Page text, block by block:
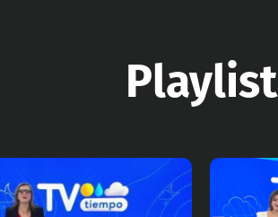
Playlist